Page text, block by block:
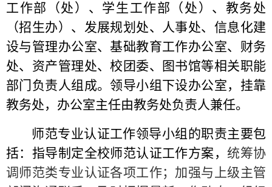
工作部（处）、学生工作部（处）、教务处
（招生办）、发展规划处、人事处、信息化建
设与管理办公室、基础教育工作办公室、财务
处、资产管理处、校团委、图书馆等相关职能
部门负责人组成。领导小组下设办公室，挂靠
教务处，办公室主任由教务处负责人兼任。
师范专业认证工作领导小组的职责主要包
括：指导制定全校师范认证工作方案， 统筹协
调师范类专业认证各项工作；加强与上级主管